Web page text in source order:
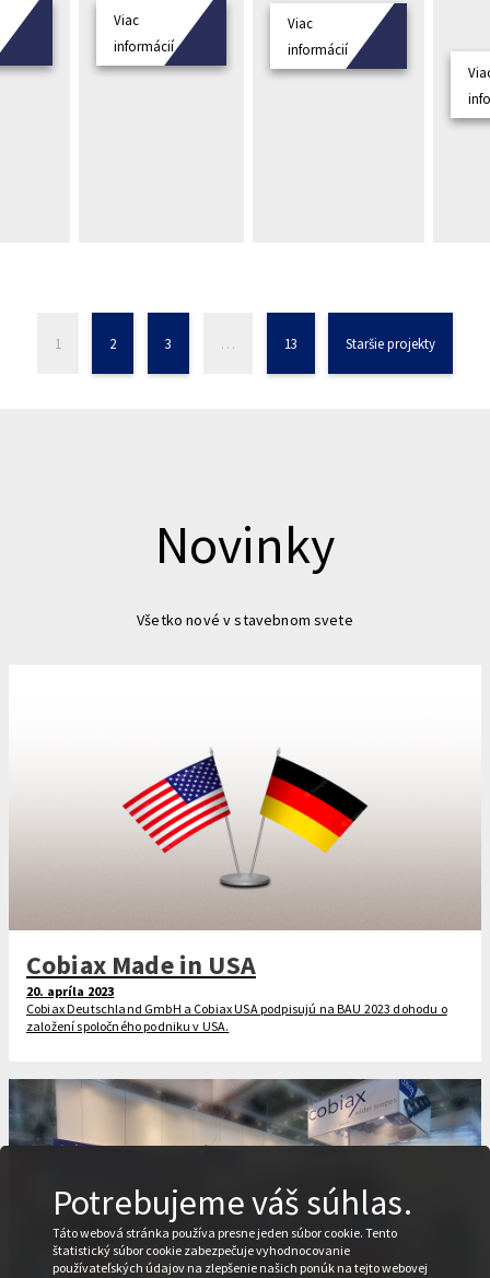
Viac
informácií
Viac
informácií
1 2 3 … 13 Staršie projekty
Novinky
Všetko nové v stavebnom svete
Cobiax Made in USA
20. apríla 2023
Cobiax Deutschland GmbH a Cobiax USA podpisujú na BAU 2023 dohodu o
založení spoločného podniku v USA.
Potrebujeme váš súhlas.
Táto webová stránka používa presne jeden súbor cookie. Tento
štatistický súbor cookie zabezpečuje vyhodnocovanie
používateľských údajov na zlepšenie našich ponúk na tejto webovej